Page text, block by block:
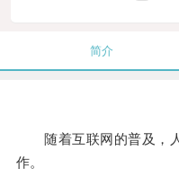
简介
随着互联网的普及，人
作。